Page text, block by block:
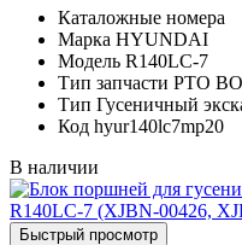
Каталожные номера
Марка HYUNDAI
Модель R140LC-7
Тип запчасти PTO
Тип Гусеничный
Код hyur140lc7mp20
В наличии